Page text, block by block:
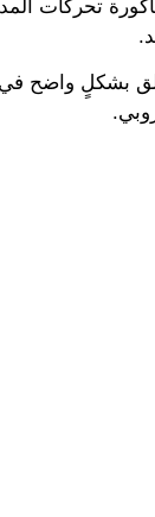
تحركات
هو أحد أبناء أكاديمية نيوكاسل، ثم